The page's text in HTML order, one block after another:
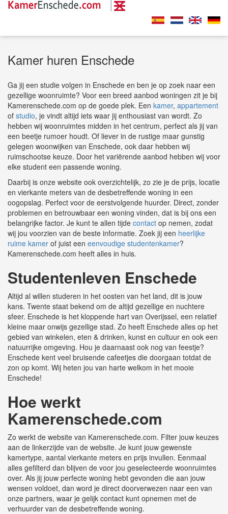
Kamer huren Enschede
Ga jij een studie volgen in Enschede en ben je op zoek naar een
gezellige woonruimte? Voor een breed aanbod woningen zit je bij
Kamerenschede.com op de goede plek. Een kamer, appartement
of studio, je vindt altijd iets waar jij enthousiast van wordt. Zo
hebben wij woonruimtes midden in het centrum, perfect als jij van
een beetje rumoer houdt. Of liever in de rustige maar gunstig
gelegen woonwijken van Enschede, ook daar hebben wij
ruimschootse keuze. Door het variërende aanbod hebben wij voor
elke student een passende woning.
Daarbij is onze website ook overzichtelijk, zo zie je de prijs, locatie
en vierkante meters van de desbetreffende woning in een
oogopslag. Perfect voor de eerstvolgende huurder. Direct, zonder
problemen en betrouwbaar een woning vinden, dat is bij ons een
belangrijke factor. Je kunt te allen tijde contact op nemen, zodat
wij jou voorzien van de beste informatie. Zoek jij een heerlijke
ruime kamer of juist een eenvoudige studentenkamer?
Kamerenschede.com heeft alles in huis.
Studentenleven Enschede
Altijd al willen studeren in het oosten van het land, dit is jouw
kans. Twente staat bekend om de altijd gezellige en nuchtere
sfeer. Enschede is het kloppende hart van Overijssel, een relatief
kleine maar onwijs gezellige stad. Zo heeft Enschede alles op het
gebied van winkelen, eten & drinken, kunst en cultuur en ook een
natuurrijke omgeving. Hou je daarnaast ook nog van feestje?
Enschede kent veel bruisende cafeetjes die doorgaan totdat de
zon op komt. Wij heten jou van harte welkom in het mooie
Enschede!
Hoe werkt
Kamerenschede.com
Zo werkt de website van Kamerenschede.com. Filter jouw keuzes
aan de linkerzijde van de website. Je kunt jouw gewenste
kamertype, aantal vierkante meters en prijs invullen. Eenmaal
alles gefilterd dan blijven de voor jou geselecteerde woonruimtes
over. Als jij jouw perfecte woning hebt gevonden die aan jouw
wensen voldoet, dan word je direct doorverwezen naar een van
onze partners, waar je gelijk contact kunt opnemen met de
verhuurder van de desbetreffende woning.